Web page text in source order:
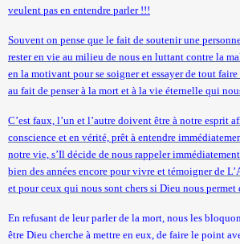
veulent pas en entendre parler !!!
Souvent on pense que le fait de soutenir une
rester en vie au milieu de nous en luttant contre la
en la motivant pour se soigner et essayer de tout
au fait de penser à la mort et à la vie éternelle qui
C’est faux, l’un et l’autre doivent être à notre esprit
conscience et en vérité, prêt à entendre
notre vie, s’Il décide de nous rappeler
bien des années encore pour vivre et témoigner de
et pour ceux qui nous sont chers si Dieu nous permet
En refusant de leur parler de la mort, nous les
être Dieu cherche à mettre en eux, de faire le point